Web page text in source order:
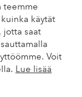
teemme
käytät
jotta saat
Voit
Lue lisää